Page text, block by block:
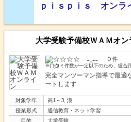
ｐｉｓｐｉｓ オンラ
大学受験予備校ＷＡＭオン
-.-- ０件
※口コミ件数が一定以下のため、総合
完全マンツーマン指導で最適
ートします
対象学年
高1～3, 浪
授業形式
通信教育・ネット学習
目的
大学受験